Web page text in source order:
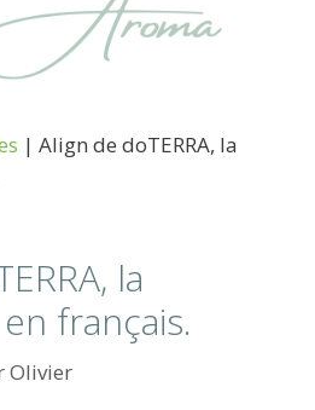
| Align de doTERRA, la
la
français.
Olivier